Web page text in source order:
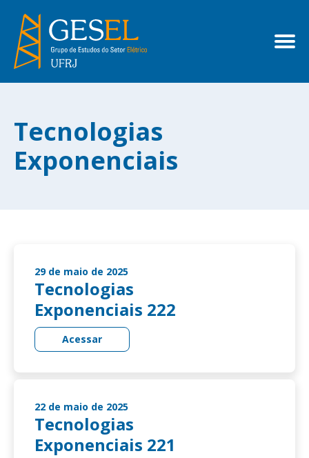
Tecnologias
Exponenciais
29 de maio de 2025
Tecnologias
Exponenciais 222
Acessar
22 de maio de 2025
Tecnologias
Exponenciais 221